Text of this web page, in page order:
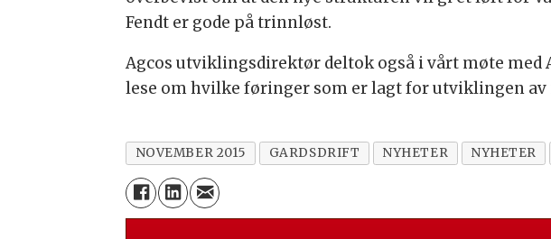
Fendt er gode på trinnløst.
Agcos utviklingsdirektør deltok også i vårt møte med
lese om hvilke føringer som er lagt for utviklingen av
NOVEMBER 2015 GARDSDRIFT NYHETER NYHETER